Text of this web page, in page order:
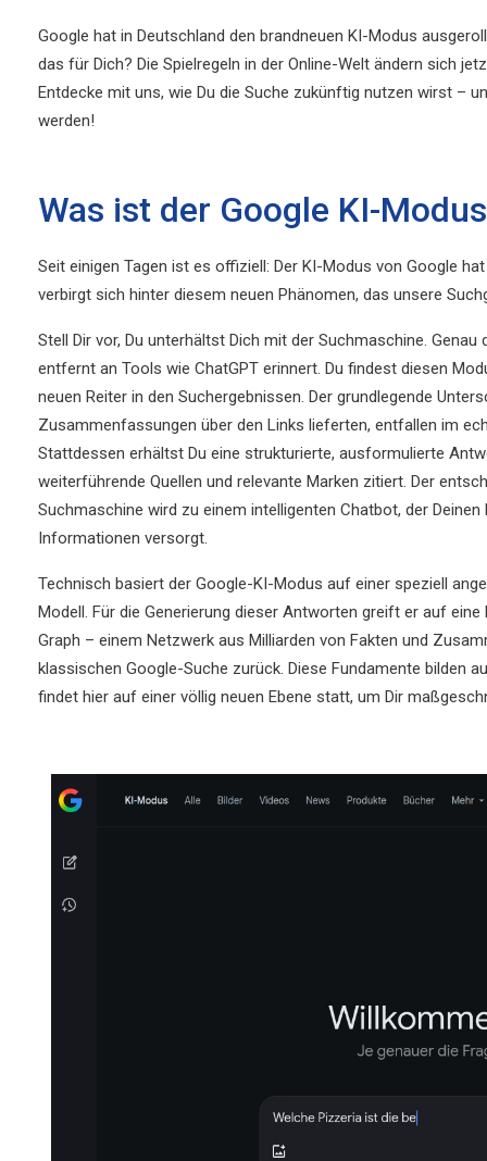
Google hat in Deutschland den brandneuen KI-Modus
das für Dich? Die Spielregeln in der Online-Welt ändern sich
Entdecke mit uns, wie Du die Suche zukünftig nutzen wirst –
werden!
Was ist der Google KI-
Seit einigen Tagen ist es offiziell: Der KI-Modus von Google
verbirgt sich hinter diesem neuen Phänomen, das unsere
Stell Dir vor, Du unterhältst Dich mit der Suchmaschine.
entfernt an Tools wie ChatGPT erinnert. Du findest diesen
neuen Reiter in den Suchergebnissen. Der grundlegende
Zusammenfassungen über den Links lieferten, entfallen im
Stattdessen erhältst Du eine strukturierte, ausformulierte
weiterführende Quellen und relevante Marken zitiert. Der
Suchmaschine wird zu einem intelligenten Chatbot, der
Informationen versorgt.
Technisch basiert der Google-KI-Modus auf einer speziell
Modell. Für die Generierung dieser Antworten greift er auf
Graph – einem Netzwerk aus Milliarden von Fakten und
klassischen Google-Suche zurück. Diese Fundamente bilden
findet hier auf einer völlig neuen Ebene statt, um Dir